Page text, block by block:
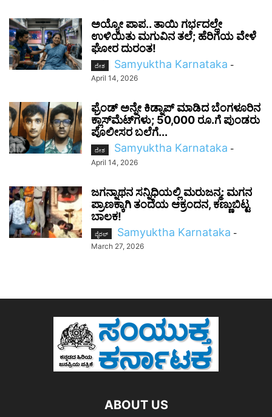
ಅಯ್ಯೋ ಪಾಪ.. ತಾಯಿ ಗರ್ಭದಲ್ಲೇ
ಉಳಿಯಿತು ಮಗುವಿನ ತಲೆ; ಹೆರಿಗೆಯ ವೇಳೆ
ಘೋರ ದುರಂತ!
ದೇಶ Samyuktha Karnataka -
April 14, 2026
ಫ್ರೆಂಡ್ ಅನ್ನೇ ಕಿಡ್ನಾಪ್ ಮಾಡಿದ ಬೆಂಗಳೂರಿನ
ಕ್ಲಾಸ್‌ಮೆಟ್‌ಗಳು; 50,000 ರೂ.ಗೆ ಪುಂಡರು
ಪೊಲೀಸರ ಬಲೆಗೆ...
ದೇಶ Samyuktha Karnataka -
April 14, 2026
ಜಗನ್ನಾಥನ ಸನ್ನಿಧಿಯಲ್ಲಿ ಮರುಜನ್ಮ: ಮಗನ
ಪ್ರಾಣಕ್ಕಾಗಿ ತಂದೆಯ ಆಕ್ರಂದನ, ಕಣ್ಣುಬಿಟ್ಟ
ಬಾಲಕ!
ವೈರಲ್ Samyuktha Karnataka -
March 27, 2026
ABOUT US